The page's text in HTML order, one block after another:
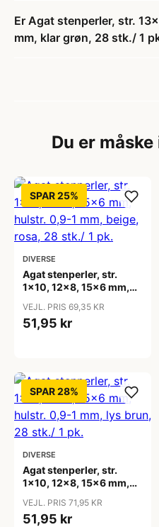
Er Agat stenperler, str.
mm, klar grøn, 28 stk./ 1
Du er
SPAR 25%
DIVERSE
Agat stenperler, str.
1x10, 12x8, 15x6 mm,
rosa, 28 stk./ 1 pk.
VEJL. PRIS 69,35 KR
51,95 kr
SPAR 28%
DIVERSE
Agat stenperler, str.
1x10, 12x8, 15x6 mm,
brun, 28 stk./ 1 pk.
VEJL. PRIS 71,95 KR
51,95 kr